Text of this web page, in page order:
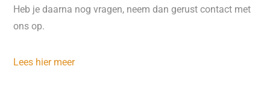
Heb je daarna nog vragen, neem dan gerust contact met
ons op.
Lees hier meer